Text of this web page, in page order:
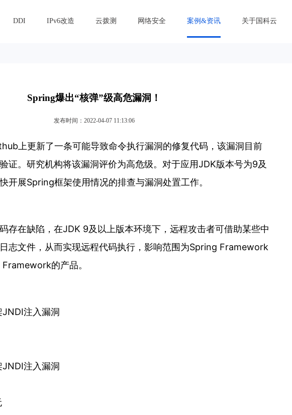
DDI IPv6改造 云拨测 网络安全 案例&资讯 关于国科云
Spring爆出“核弹”级高危漏洞！
发布时间：2022-04-07 11:13:06
上更新了一条可能导致命令执行漏洞的修复代码，该漏洞目前
证。研究机构将该漏洞评价为高危级。对于应用JDK版本号为9及
开展Spring框架使用情况的排查与漏洞处置工作。
存在缺陷，在JDK 9及以上版本环境下，远程攻击者可借助某些中
志文件，从而实现远程代码执行，影响范围为Spring Framework
的产品。
JNDI注入漏洞
JNDI注入漏洞